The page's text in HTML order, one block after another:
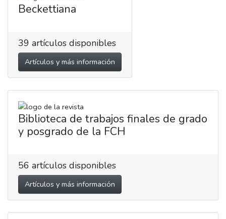
Beckettiana
39 artículos disponibles
Artículos y más información
Biblioteca de trabajos finales de grado
y posgrado de la FCH
56 artículos disponibles
Artículos y más información